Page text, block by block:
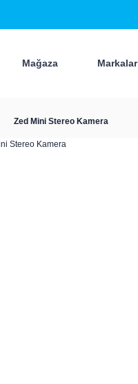
Mağaza Markalar
Zed Mini Stereo Kamera